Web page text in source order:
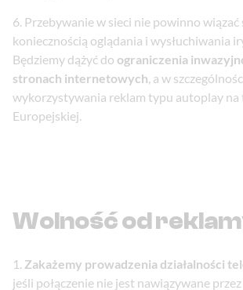
Przebywanie w sieci nie powinno wiązać
koniecznością oglądania i wysłuchiwania
Będziemy dążyć do ograniczenia
stronach internetowych, a w
wykorzystywania reklam typu autoplay na
Europejskiej.
Wolność od
Zakażemy prowadzenia działalności
jeśli połączenie nie jest nawiązywane